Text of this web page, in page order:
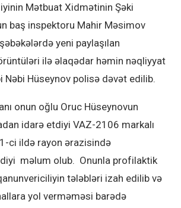
Mətbuat Xidmətinin Şəki
baş inspektoru Mahir Məsimov
yeni paylaşılan
ilə əlaqədar həmin nəqliyyat
Nəbi Hüseynov polisə dəvət edilib.
onun oğlu Oruc Hüseynovun
idarə etdiyi VAZ-2106 markalı
ci ildə rayon ərazisində
məlum olub. Onunla profilaktik
tələbləri izah edilib və
yol verməməsi barədə